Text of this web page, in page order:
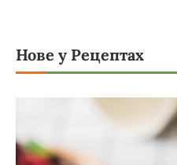
Нове у Рецептах